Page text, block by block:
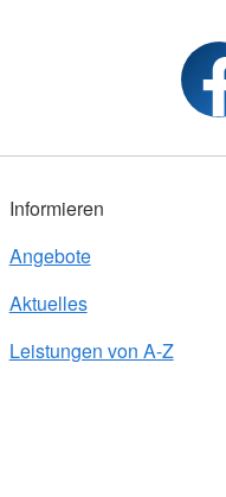
Informieren
Angebote
Aktuelles
Leistungen von A-Z